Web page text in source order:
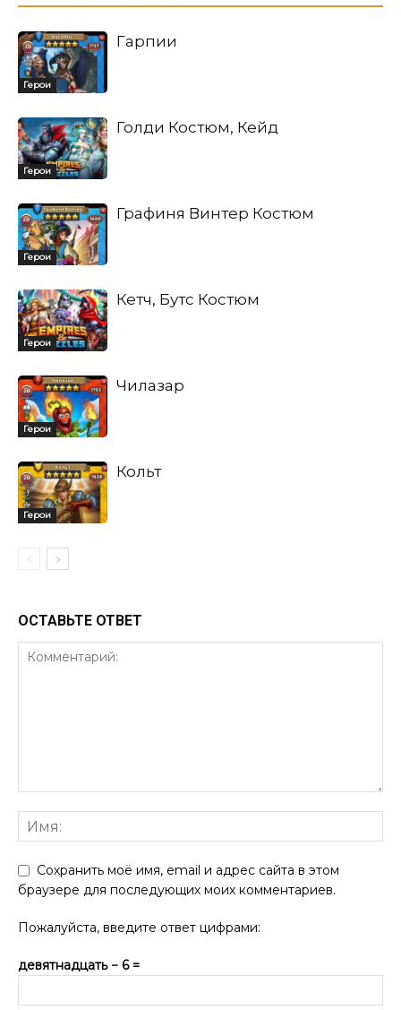
Герои
Гарпии
Герои
Голди Костюм, Кейд
Герои
Графиня Винтер Костюм
Герои
Кетч, Бутс Костюм
Герои
Чилазар
Герои
Кольт
ОСТАВЬТЕ ОТВЕТ
Сохранить моё имя, email и адрес сайта в этом
браузере для последующих моих комментариев.
Пожалуйста, введите ответ цифрами:
девятнадцать − 6 =